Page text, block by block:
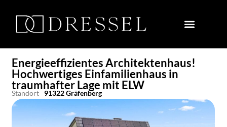
Energieeffizientes Architektenhaus!
Hochwertiges Einfamilienhaus in
traumhafter Lage mit ELW
Standort 91322 Gräfenberg